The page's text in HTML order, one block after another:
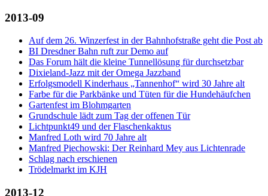
2013-09
Auf dem 26. Winzerfest in der Bahnhofstraße geht die Post ab
BI Dresdner Bahn ruft zur Demo auf
Das Forum hält die kleine Tunnellösung für durchsetzbar
Dixieland-Jazz mit der Omega Jazzband
Erfolgsmodell Kinderhaus „Tannenhof“ wird 30 Jahre alt
Farbe für die Parkbänke und Tüten für die Hundehäufchen
Gartenfest im Blohmgarten
Grundschule lädt zum Tag der offenen Tür
Lichtpunkt49 und der Flaschenkaktus
Manfred Loth wird 70 Jahre alt
Manfred Piechowski: Der Reinhard Mey aus Lichtenrade
Schlag nach erschienen
Trödelmarkt im KJH
2013-12